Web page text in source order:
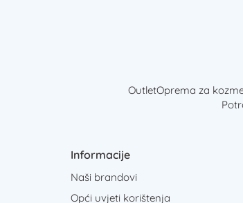
OutletOprema za
Informacije
Naši brandovi
Opći uvjeti korištenja